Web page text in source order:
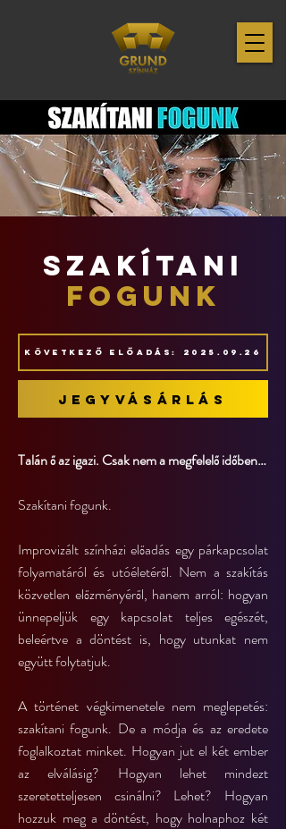
szakÍtani
fogunk
Következő előadás: 2025.09.26
jegyvásárlás
Talán ő az igazi. Csak nem a megfelelő időben…
Szakítani fogunk.
Improvizált színházi előadás egy párkapcsolat
folyamatáról és utóéletéről. Nem a szakítás
közvetlen előzményéről, hanem arról: hogyan
ünnepeljük egy kapcsolat teljes egészét,
beleértve a döntést is, hogy utunkat nem
együtt folytatjuk.
A történet végkimenetele nem meglepetés:
szakítani fogunk. De a módja és az eredete
foglalkoztat minket. Hogyan jut el két ember
az elválásig? Hogyan lehet mindezt
szeretetteljesen csinálni? Lehet? Hogyan
hozzuk meg a döntést, hogy holnaphoz két